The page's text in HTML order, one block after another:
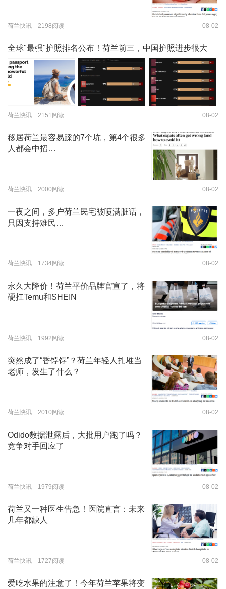
荷兰快讯 2198阅读 08-02
全球"最强"护照排名公布！荷兰前三，中国护照进步很大
荷兰快讯 2151阅读 08-02
移居荷兰最容易踩的7个坑，第4个很多
人都会中招…
荷兰快讯 2000阅读 08-02
一夜之间，多户荷兰民宅被喷满脏话，
只因支持难民…
荷兰快讯 1734阅读 08-02
永久大降价！荷兰平价品牌官宣了，将
硬扛Temu和SHEIN
荷兰快讯 1992阅读 08-02
突然成了“香饽饽”？荷兰年轻人扎堆当
老师，发生了什么？
荷兰快讯 2010阅读 08-02
Odido数据泄露后，大批用户跑了吗？
竞争对手回应了
荷兰快讯 1979阅读 08-02
荷兰又一种医生告急！医院直言：未来
几年都缺人
荷兰快讯 1727阅读 08-02
爱吃水果的注意了！今年荷兰苹果将变